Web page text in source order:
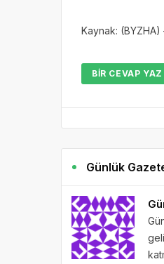
Kaynak: (BYZHA)
BIR CEVAP YAZ
Günlük